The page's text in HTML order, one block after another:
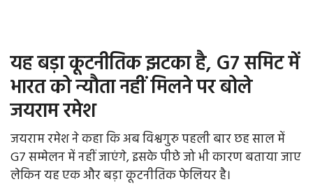
Office Office
Political Gossips
Farm & Food
Opinion
यह बड़ा कूटनीतिक झटका है, G7 समिट में
भारत को न्यौता नहीं मिलने पर बोले
जयराम रमेश
जयराम रमेश ने कहा कि अब विश्वगुरु पहली बार छह साल में
G7 सम्मेलन में नहीं जाएंगे, इसके पीछे जो भी कारण बताया जाए
लेकिन यह एक और बड़ा कूटनीतिक फेलियर है।